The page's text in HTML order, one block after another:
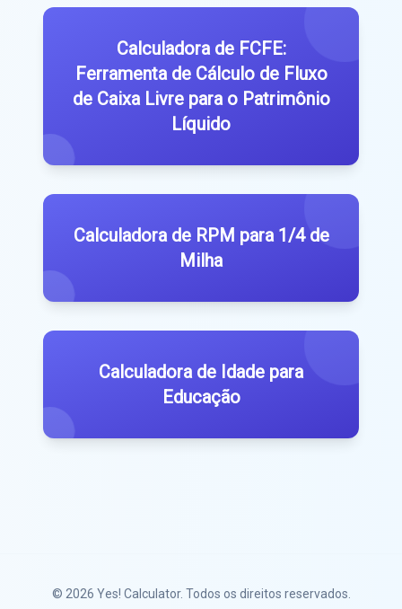
Calculadora de FCFE:
Ferramenta de Cálculo de Fluxo
de Caixa Livre para o Patrimônio
Líquido
Calculadora de RPM para 1/4 de
Milha
Calculadora de Idade para
Educação
© 2026 Yes! Calculator. Todos os direitos reservados.